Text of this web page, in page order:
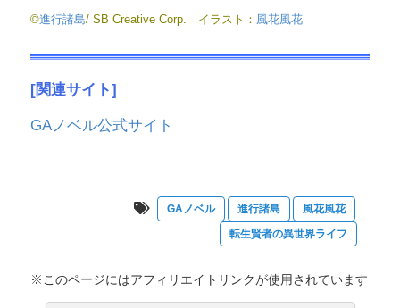
©進行諸島/ SB Creative Corp. イラスト： 風花風花
[関連サイト]
GAノベル公式サイト
GAノベル 進行諸島
風花風花
転生賢者の異世界ライフ
※このページにはアフィリエイトリンクが使用されています